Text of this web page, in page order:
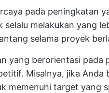
pada peningkatan
melakukan yang
selama proyek
yang berorientasi pada
Misalnya, jika Anda
memenuhi target yang